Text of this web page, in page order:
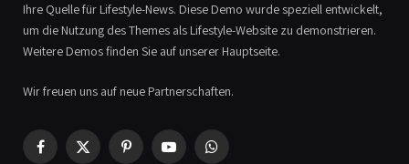
Ihre Quelle für Lifestyle-News. Diese Demo wurde speziell entwickelt,
um die Nutzung des Themes als Lifestyle-Website zu demonstrieren.
Weitere Demos finden Sie auf unserer Hauptseite.
Wir freuen uns auf neue Partnerschaften.
Facebook
X
PinterestYouTubeWhatsApp